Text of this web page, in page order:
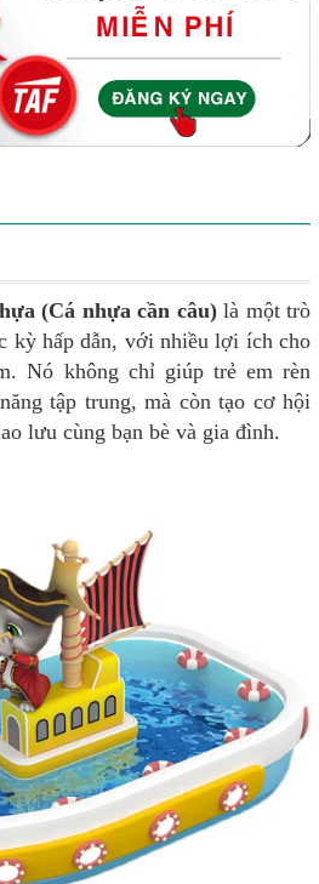
(Cá nhựa cần câu)là một trò
kỳ hấp dẫn, với nhiều lợi ích cho
Nó không chỉ giúp trẻ em rèn
tập trung, mà còn tạo cơ hội
lưu cùng bạn bè và gia đình.